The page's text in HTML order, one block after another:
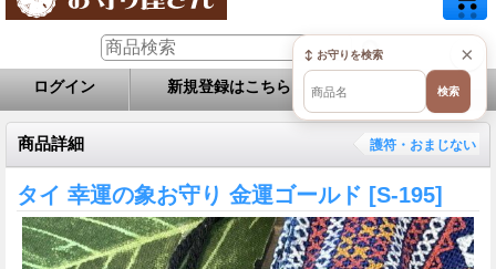
ログイン 新規登録はこちら お問い合せ
商品詳細 護符・おまじない
タイ 幸運の象お守り 金運ゴールド [S-195]
×
↕ お守りを検索
検索